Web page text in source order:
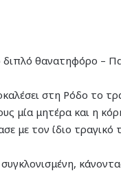
διπλό θανατηφόρο –
στη Ρόδο το
μία μητέρα και η
με τον ίδιο